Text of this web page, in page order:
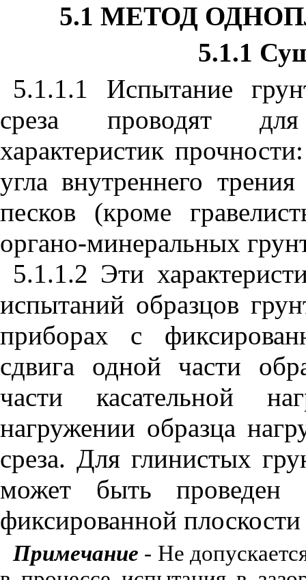
5.1 МЕТОД
5.1.1
5.1.1.1 Испытание
среза проводят
характеристик
угла внутреннего
песков (кроме
органо-минеральных
5.1.1.2 Эти
испытаний образцов
приборах с
сдвига одной части
части касательной
нагружении образца
среза. Для глинистых
может быть проведен
фиксированной
Примечание - Не